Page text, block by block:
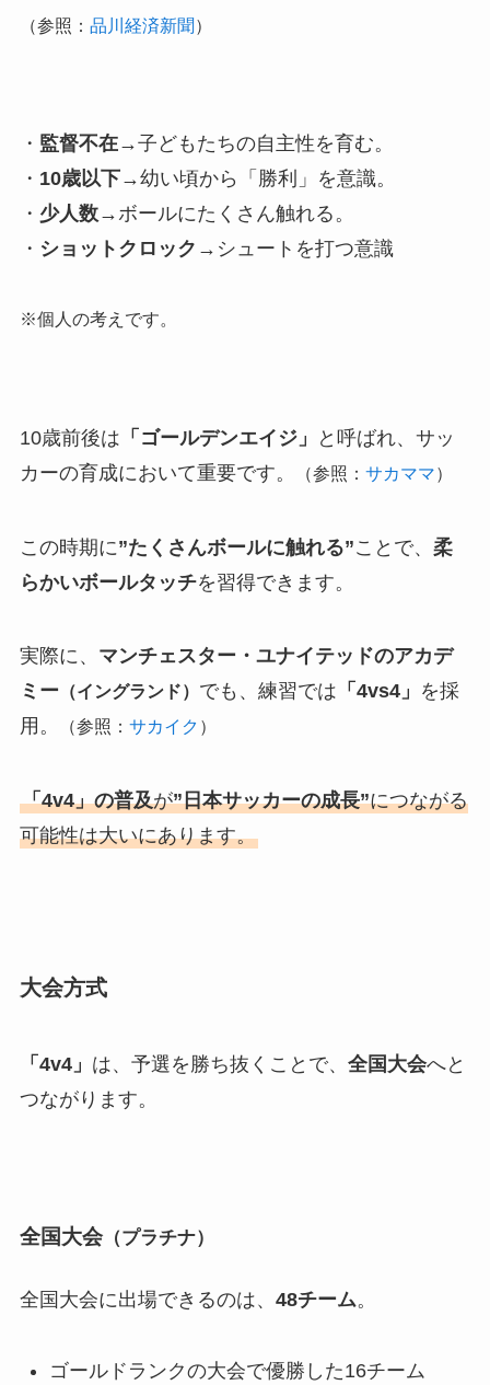
（参照： 品川経済新聞 ）
・ 監督不在→子どもたちの自主性を育む。
・ 10歳以下→幼い頃から「勝利」を意識。
・ 少人数→ボールにたくさん触れる。
・ ショットクロック →シュートを打つ意識
※個人の考えです。
10歳前後は 「ゴールデンエイジ」
と呼ばれ、サッ
カーの育成において重要です。
（参照： サカママ）
この時期に”たくさんボールに触れる”ことで、 柔
らかいボールタッチを習得できます。
実際に、 マンチェスター・ユナイテッドのアカデ
ミー （イングランド） でも、練習では 「4vs4」 を採
用。
（参照： サカイク ）
「4v4」の普及が”日本サッカーの成長”につながる
可能性は大いにあります。
大会方式
「4v4」 は、予選を勝ち抜くことで、 全国大会へと
つながります。
全国大会（プラチナ）
全国大会に出場できるのは、 48チーム。
ゴールドランクの大会で優勝した16チーム